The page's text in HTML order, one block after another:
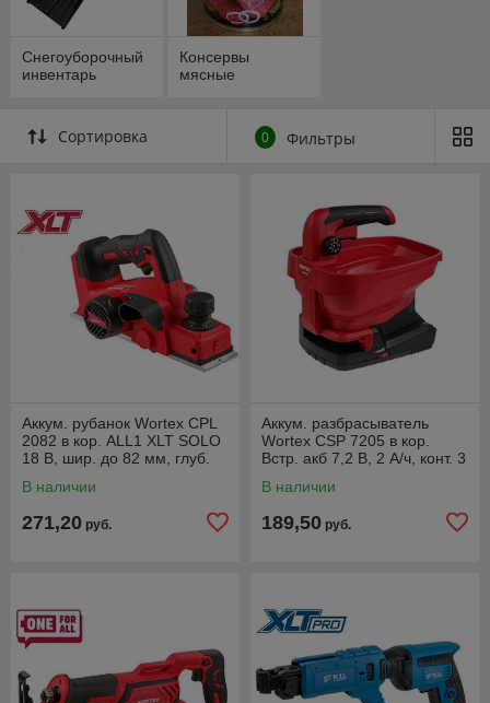
Снегоуборочный
инвентарь
Консервы
мясные
Сортировка 0 Фильтры
Аккум. рубанок Wortex CPL
2082 в кор. ALL1 XLT SOLO
18 В, шир. до 82 мм, глуб.
В наличии
271,20 руб.
Аккум. разбрасыватель
Wortex CSP 7205 в кор.
Встр. акб 7,2 В, 2 А/ч, конт. 3
В наличии
189,50 руб.